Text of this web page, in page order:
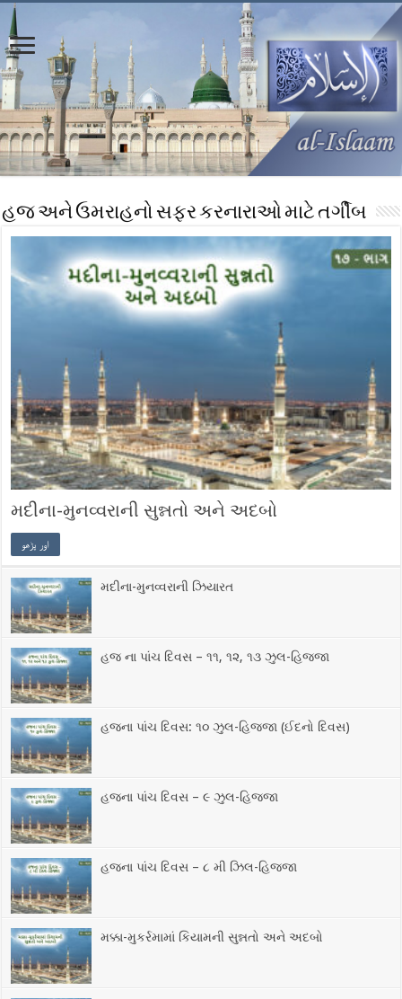
હજ અને ઉમરાહનો સફર કરનારાઓ માટે તર્ગીબ
મદીના-મુનવ્વરાની સુન્નતો અને અદબો
اور پڑھو
મદીના-મુનવ્વરાની ઝિયારત
હજ ના પાંચ દિવસ – ૧૧, ૧૨, ૧૩ ઝુલ-હિજ્જા
હજના પાંચ દિવસ: ૧૦ ઝુલ-હિજ્જા (ઈદનો દિવસ)‎
હજના પાંચ દિવસ – ૯ ઝુલ-હિજ્જા
હજના પાંચ દિવસ – ૮ મી ઝિલ-હિજ્જા
મક્કા-મુકર્રમામાં કિયામની સુન્નતો અને અદબો